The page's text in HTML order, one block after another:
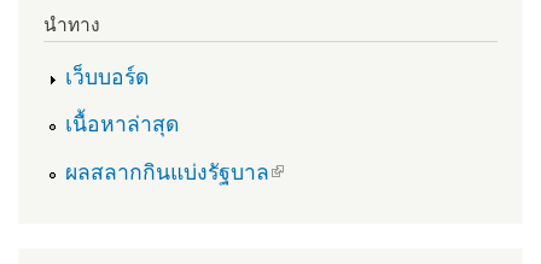
นำทาง
เว็บบอร์ด
เนื้อหาล่าสุด
ผลสลากกินแบ่งรัฐบาล
(link is external)